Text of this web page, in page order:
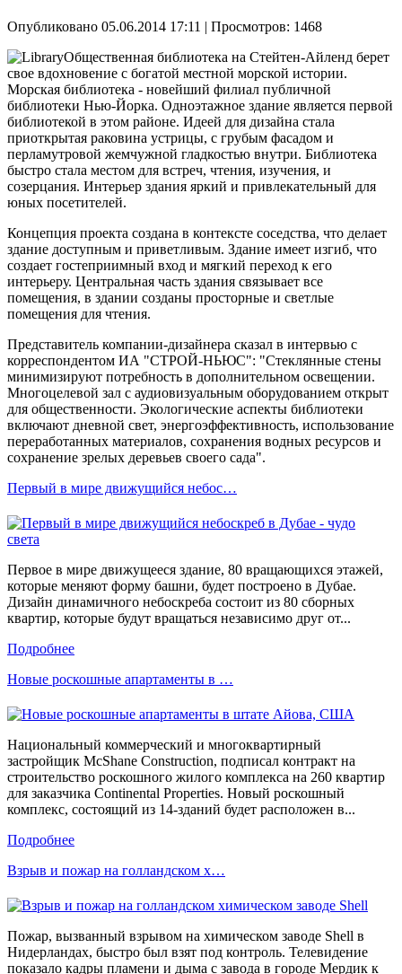
Опубликовано 05.06.2014 17:11 | Просмотров: 1468
Общественная библиотека на Стейтен-Айленд берет
свое вдохновение с богатой местной морской истории.
Морская библиотека - новейший филиал публичной
библиотеки Нью-Йорка. Одноэтажное здание является первой
библиотекой в этом районе. Идеей для дизайна стала
приоткрытая раковина устрицы, с грубым фасадом и
перламутровой жемчужной гладкостью внутри. Библиотека
быстро стала местом для встреч, чтения, изучения, и
созерцания. Интерьер здания яркий и привлекательный для
юных посетителей.
Концепция проекта создана в контексте соседства, что делает
здание доступным и приветливым. Здание имеет изгиб, что
создает гостеприимный вход и мягкий переход к его
интерьеру. Центральная часть здания связывает все
помещения, в здании созданы просторные и светлые
помещения для чтения.
Представитель компании-дизайнера сказал в интервью с
корреспондентом ИА "СТРОЙ-НЬЮС": "Стеклянные стены
минимизируют потребность в дополнительном освещении.
Многоцелевой зал с аудиовизуальным оборудованием открыт
для общественности. Экологические аспекты библиотеки
включают дневной свет, энергоэффективность, использование
переработанных материалов, сохранения водных ресурсов и
сохранение зрелых деревьев своего сада".
Первый в мире движущийся небос…
Первое в мире движущееся здание, 80 вращающихся этажей,
которые меняют форму башни, будет построено в Дубае.
Дизайн динамичного небоскреба состоит из 80 сборных
квартир, которые будут вращаться независимо друг от...
Подробнее
Новые роскошные апартаменты в …
Национальный коммерческий и многоквартирный
застройщик McShane Construction, подписал контракт на
строительство роскошного жилого комплекса на 260 квартир
для заказчика Continental Properties. Новый роскошный
комплекс, состоящий из 14-зданий будет расположен в...
Подробнее
Взрыв и пожар на голландском х…
Пожар, вызванный взрывом на химическом заводе Shell в
Нидерландах, быстро был взят под контроль. Телевидение
показало кадры пламени и дыма с завода в городе Мердик к